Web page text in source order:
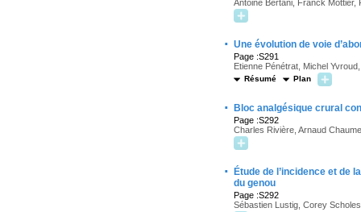
Antoine Bertani, Franck
· Une évolution de voie
Page :S291
Etienne Pénétrat, Michel
Résumé Plan
· Bloc analgésique crural
Page :S292
Charles Rivière, Arnaud
·
Étude de l’incidence et de
du genou
Page :S292
Sébastien Lustig, Corey